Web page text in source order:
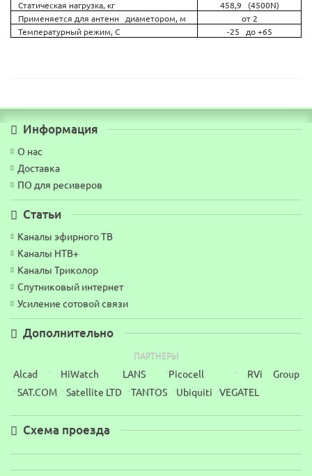
Статическая нагрузка, кг
458,9 (4500N)
Применяется для антенн диаметором, м
от 2
Температурный режим, С
-25 до +65
Информация
О нас
Доставка
ПО для ресиверов
Статьи
Каналы эфирного ТВ
Каналы НТВ+
Каналы Триколор
Спутниковый интернет
Усиление сотовой связи
Дополнительно
ПАРТНЕРЫ
¨Alcad ¨ HiWatch ¨LANS ¨Picocell ¨ RVi Group
¨ SAT.COM ¨ Satellite LTD ¨TANTOS ¨Ubiquiti ¨VEGATEL
Схема проезда